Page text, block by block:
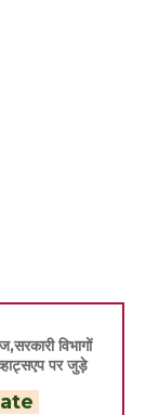
विभागों
पर जुड़े